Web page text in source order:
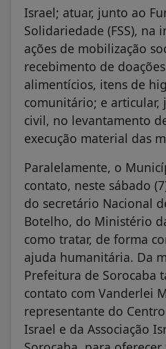
Israel; atuar, junto ao
Solidariedade (FSS), na
ações de mobilização
recebimento de
alimentícios, itens de
comunitário; e articular,
civil, no levantamento
execução material das
Paralelamente, o
contato, neste sábado
do secretário Nacional
Botelho, do Ministério
como tratar, de forma
ajuda humanitária. Da
Prefeitura de Sorocaba
contato com Vanderlei
representante do
Israel e da Associação